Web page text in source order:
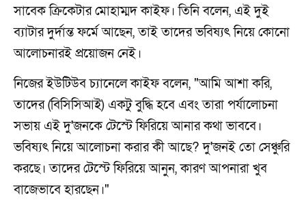
সাবেক ক্রিকেটার মোহাম্মদ কাইফ। তিনি বলেন, এই দুই
ব্যাটার দুর্দান্ত ফর্মে আছেন, তাই তাদের ভবিষ্যৎ নিয়ে কোনো
আলোচনারই প্রয়োজন নেই।
নিজের ইউটিউব চ্যানেলে কাইফ বলেন, "আমি আশা করি,
তাদের (বিসিসিআই) একটু বুদ্ধি হবে এবং তারা পর্যালোচনা
সভায় এই দু'জনকে টেস্টে ফিরিয়ে আনার কথা ভাববে।
ভবিষ্যৎ নিয়ে আলোচনা করার কী আছে? দু'জনই তো সেঞ্চুরি
করছে। তাদের টেস্টে ফিরিয়ে আনুন, কারণ আপনারা খুব
বাজেভাবে হারছেন।"